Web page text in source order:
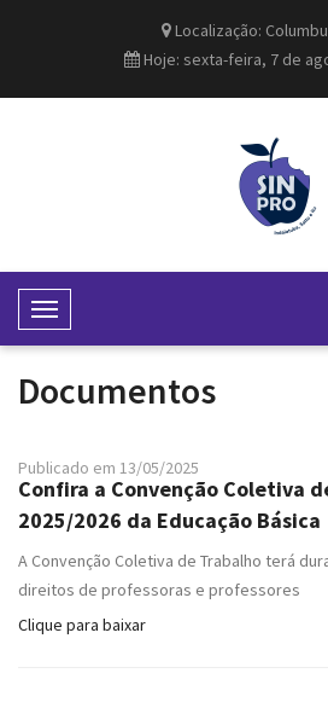
Localização:
Hoje: sexta-feira, 7 de
T
o
g
e
N
a
a
Documentos
Publicado em 13/05/2025
Confira a Convenção Coletiva
2025/2026 da Educação Básica
A Convenção Coletiva de Trabalho terá
direitos de professoras e professores
Clique para baixar